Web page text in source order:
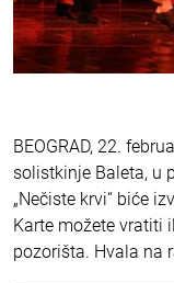
BEOGRAD, 22.
solistkinje Baleta, u
„Nečiste krvi“ biće
Karte možete vratiti
pozorišta. Hvala na